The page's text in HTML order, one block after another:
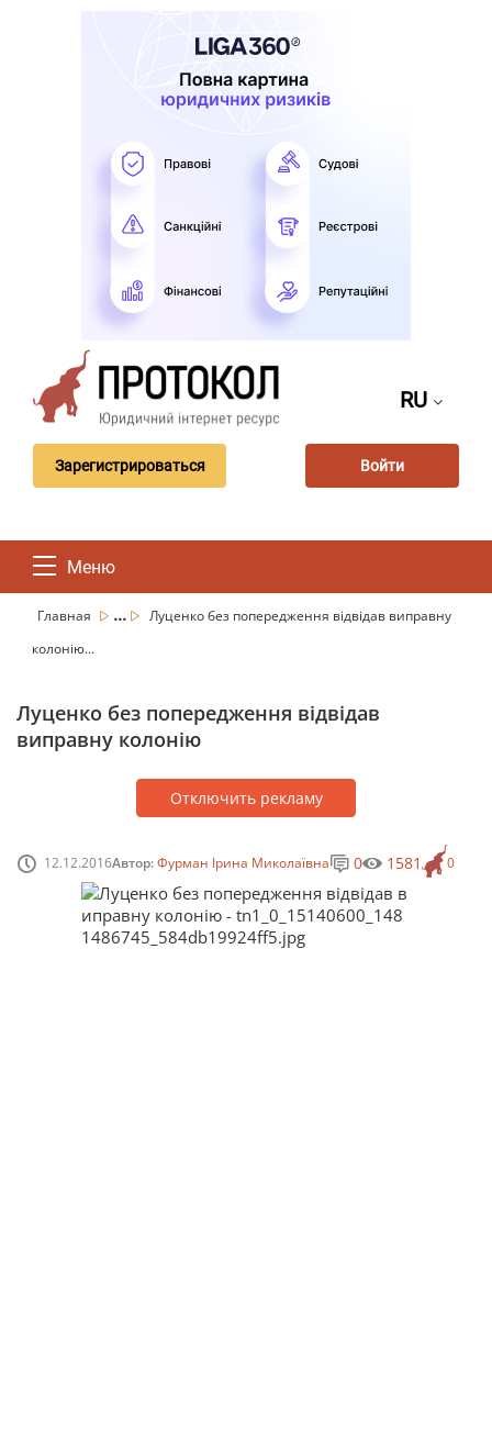
RU
Зарегистрироваться Войти
Меню
Главная ...
Луценко без попередження відвідав виправну
колонію...
Луценко без попередження відвідав
виправну колонію
Отключить рекламу
12.12.2016Автор:Фурман Ірина Миколаївна 0
0 1581